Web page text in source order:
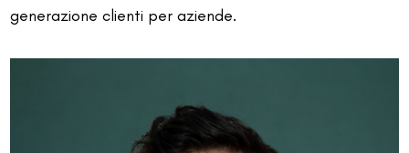
generazione clienti per aziende.